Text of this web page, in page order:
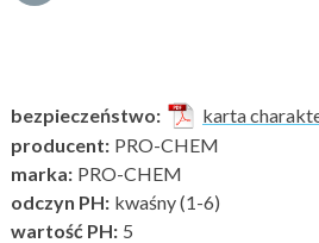
bezpieczeństwo: karta
producent: PRO-CHEM
marka: PRO-CHEM
odczyn PH: kwaśny (1-6)
wartość PH: 5